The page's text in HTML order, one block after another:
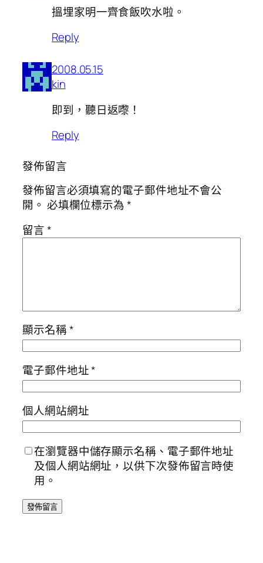
搵埋家明一齊食飯吹水啦。
Reply
2008.05.15
kin
即到，聽日返嚟！
Reply
發佈留言
發佈留言必須填寫的電子郵件地址不會公
開。 必填欄位標示為*
留言*
顯示名稱*
電子郵件地址*
個人網站網址
在瀏覽器中儲存顯示名稱、電子郵件地址
及個人網站網址，以供下次發佈留言時使
用。